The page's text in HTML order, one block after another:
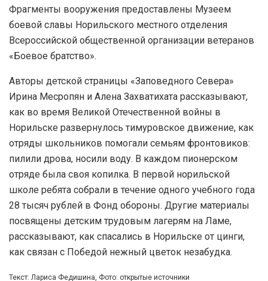
Фрагменты вооружения предоставлены Музеем
боевой славы Норильского местного отделения
Всероссийской общественной организации ветеранов
«Боевое братство».
Авторы детской страницы «Заповедного Севера»
Ирина Месропян и Алена Захватихата рассказывают,
как во время Великой Отечественной войны в
Норильске развернулось тимуровское движение, как
отряды школьников помогали семьям фронтовиков:
пилили дрова, носили воду. В каждом пионерском
отряде была своя копилка. В первой норильской
школе ребята собрали в течение одного учебного года
28 тысяч рублей в Фонд обороны. Другие материалы
посвящены детским трудовым лагерям на Ламе,
рассказывают, как спасались в Норильске от цинги,
как связан с Победой нежный цветок незабудка.
Текст: Лариса Федишина, Фото: открытые источники